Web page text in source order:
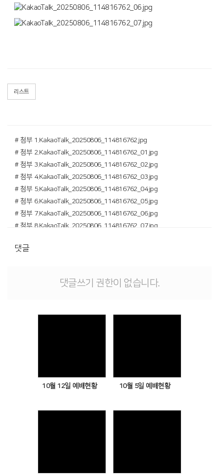
리스트
# 첨부 1.KakaoTalk_20250806_114816762.jpg
# 첨부 2.KakaoTalk_20250806_114816762_01.jpg
# 첨부 3.KakaoTalk_20250806_114816762_02.jpg
# 첨부 4.KakaoTalk_20250806_114816762_03.jpg
# 첨부 5.KakaoTalk_20250806_114816762_04.jpg
# 첨부 6.KakaoTalk_20250806_114816762_05.jpg
# 첨부 7.KakaoTalk_20250806_114816762_06.jpg
# 첨부 8.KakaoTalk_20250806_114816762_07.jpg
댓글
댓글쓰기 권한이 없습니다.
10월 12일 예배현황 10월 5일 예배현황